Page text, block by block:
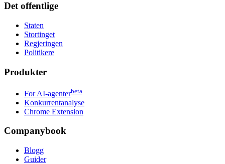
Det offentlige
Staten
Stortinget
Regjeringen
Politikere
Produkter
For AI-agenterbeta
Konkurrentanalyse
Chrome Extension
Companybook
Blogg
Guider